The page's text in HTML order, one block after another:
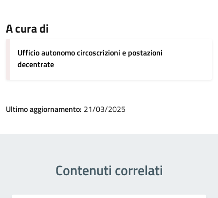
A cura di
Ufficio autonomo circoscrizioni e postazioni
decentrate
Ultimo aggiornamento: 21/03/2025
Contenuti correlati